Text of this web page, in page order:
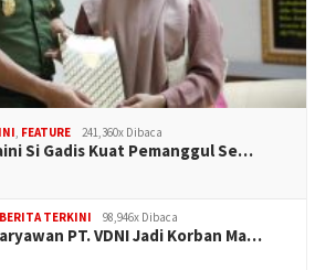
, FEATURE 241,360x Dibaca
Si Gadis Kuat Pemanggul Se…
BERITA TERKINI 98,946x Dibaca
PT. VDNI Jadi Korban Ma…